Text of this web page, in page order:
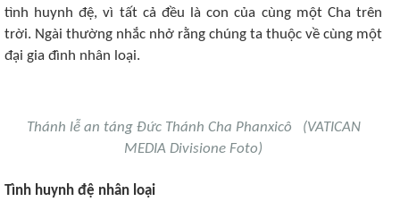
tình huynh đệ, vì tất cả đều là con của cùng một Cha trên
trời. Ngài thường nhắc nhở rằng chúng ta thuộc về cùng một
đại gia đình nhân loại.
Thánh lễ an táng Đức Thánh Cha Phanxicô (VATICAN
MEDIA Divisione Foto)
Tình huynh đệ nhân loại